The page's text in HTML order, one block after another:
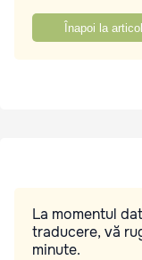
Înapoi la
La momentul
traducere, vă
minute.